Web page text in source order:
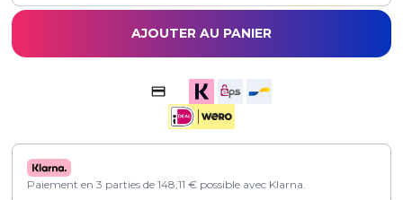
AJOUTER AU PANIER
Paiement en 3 parties de 148,11 € possible avec Klarna.